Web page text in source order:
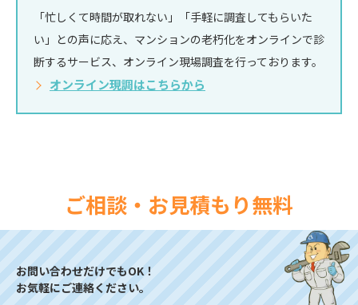
「忙しくて時間が取れない」「手軽に調査してもらいた
い」との声に応え、マンションの老朽化をオンラインで診
断するサービス、オンライン現場調査を行っております。
オンライン現調はこちらから
ご相談・お見積もり無料
お問い合わせだけでもOK！
お気軽にご連絡ください。